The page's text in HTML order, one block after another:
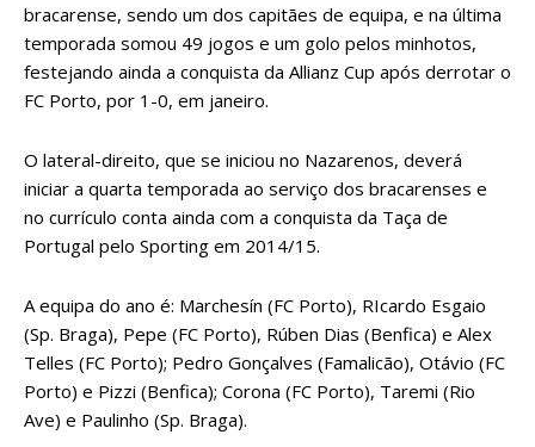
bracarense, sendo um dos capitães de equipa, e na última
temporada somou 49 jogos e um golo pelos minhotos,
festejando ainda a conquista da Allianz Cup após derrotar o
FC Porto, por 1-0, em janeiro.
O lateral-direito, que se iniciou no Nazarenos, deverá
iniciar a quarta temporada ao serviço dos bracarenses e
no currículo conta ainda com a conquista da Taça de
Portugal pelo Sporting em 2014/15.
A equipa do ano é: Marchesín (FC Porto), RIcardo Esgaio
(Sp. Braga), Pepe (FC Porto), Rúben Dias (Benfica) e Alex
Telles (FC Porto); Pedro Gonçalves (Famalicão), Otávio (FC
Porto) e Pizzi (Benfica); Corona (FC Porto), Taremi (Rio
Ave) e Paulinho (Sp. Braga).